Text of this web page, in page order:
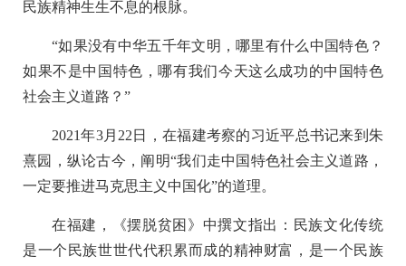
民族精神生生不息的根脉。
“如果没有中华五千年文明，哪里有什么中国特色？
如果不是中国特色，哪有我们今天这么成功的中国特色
社会主义道路？”
2021年3月22日，在福建考察的习近平总书记来到朱
熹园，纵论古今，阐明“我们走中国特色社会主义道路，
一定要推进马克思主义中国化”的道理。
在福建，《摆脱贫困》中撰文指出：民族文化传统
是一个民族世世代代积累而成的精神财富，是一个民族